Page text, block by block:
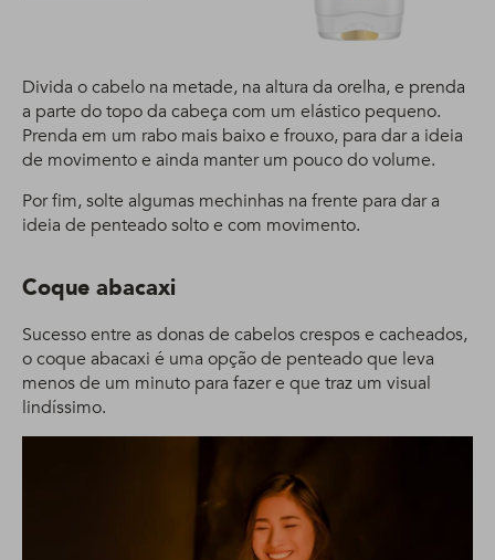
Divida o cabelo na metade, na altura da orelha, e prenda
a parte do topo da cabeça com um elástico pequeno.
Prenda em um rabo mais baixo e frouxo, para dar a ideia
de movimento e ainda manter um pouco do volume.
Por fim, solte algumas mechinhas na frente para dar a
ideia de penteado solto e com movimento.
Coque abacaxi
Sucesso entre as donas de cabelos crespos e cacheados,
o coque abacaxi é uma opção de penteado que leva
menos de um minuto para fazer e que traz um visual
lindíssimo.